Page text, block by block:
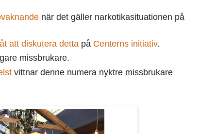
när det gäller narkotikasituationen på
att diskutera detta på Centerns initiativ.
missbrukare.
vittnar denne numera nyktre missbrukare